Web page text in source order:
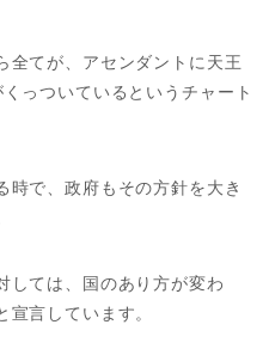
全てが、アセンダントに天王
っついているというチャート
時で、政府もその方針を大き
しては、国のあり方が変わ
宣言しています。